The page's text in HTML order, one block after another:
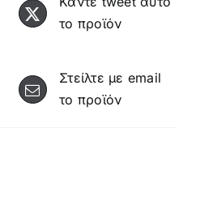
το προϊόν
Στείλτε με email
το προϊόν